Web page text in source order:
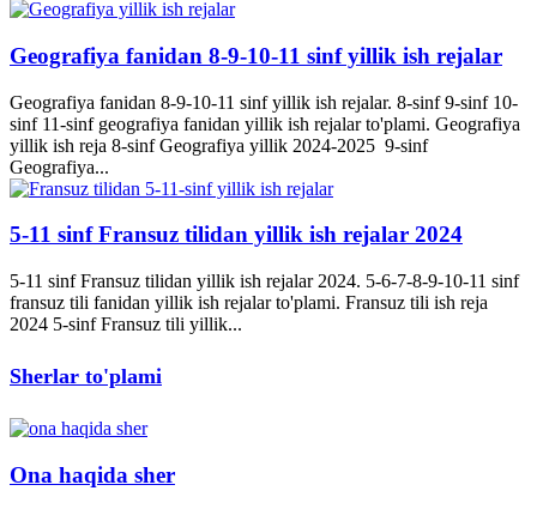
Geografiya fanidan 8-9-10-11 sinf yillik ish rejalar
Geografiya fanidan 8-9-10-11 sinf yillik ish rejalar. 8-sinf 9-sinf 10-
sinf 11-sinf geografiya fanidan yillik ish rejalar to'plami. Geografiya
yillik ish reja 8-sinf Geografiya yillik 2024-2025 9-sinf
Geografiya...
5-11 sinf Fransuz tilidan yillik ish rejalar 2024
5-11 sinf Fransuz tilidan yillik ish rejalar 2024. 5-6-7-8-9-10-11 sinf
fransuz tili fanidan yillik ish rejalar to'plami. Fransuz tili ish reja
2024 5-sinf Fransuz tili yillik...
Sherlar to'plami
Ona haqida sher